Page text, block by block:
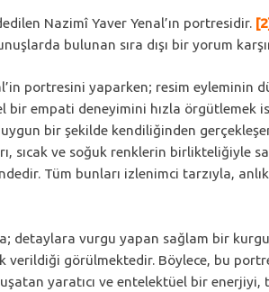
Nazimî Yaver Yenal’ın portresidir.
bulunan sıra dışı bir yorum
portresini yaparken; resim eyleminin
bir empati deneyimini hızla örgütlemek
bir şekilde kendiliğinden
sıcak ve soğuk renklerin birlikteliğiyle
Tüm bunları izlenimci tarzıyla, anlık
detaylara vurgu yapan sağlam bir
görülmektedir. Böylece, bu
yaratıcı ve entelektüel bir enerjiyi,